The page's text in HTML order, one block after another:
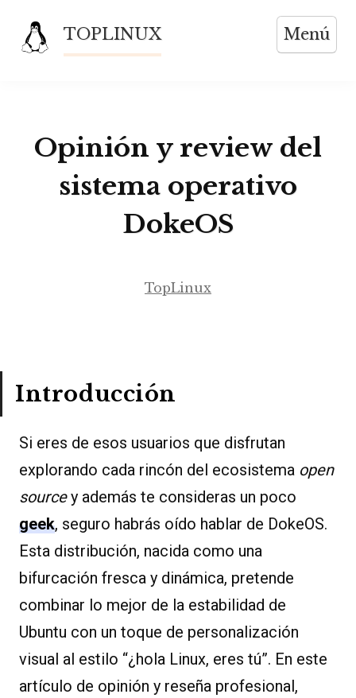
contenido
TOPLINUX Menú
Opinión y review del
sistema operativo
DokeOS
TopLinux
Introducción
Si eres de esos usuarios que disfrutan
explorando cada rincón del ecosistema open
sourcey además te consideras un poco
geek, seguro habrás oído hablar de DokeOS.
Esta distribución, nacida como una
bifurcación fresca y dinámica, pretende
combinar lo mejor de la estabilidad de
Ubuntu con un toque de personalización
visual al estilo “¿hola Linux, eres tú”. En este
artículo de opinión y reseña profesional,